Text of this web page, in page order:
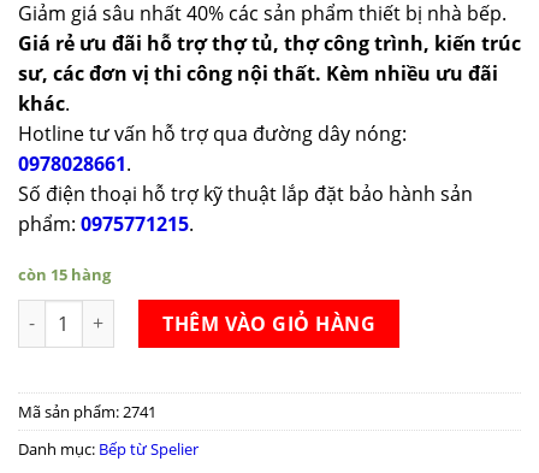
Giảm giá sâu nhất 40% các sản phẩm thiết bị nhà bếp.
Giá rẻ ưu đãi hỗ trợ thợ tủ, thợ công trình, kiến trúc
sư, các đơn vị thi công nội thất. Kèm nhiều ưu đãi
khác.
Hotline tư vấn hỗ trợ qua đường dây nóng:
0978028661.
Số điện thoại hỗ trợ kỹ thuật lắp đặt bảo hành sản
phẩm: 0975771215.
còn 15 hàng
Bếp từ Spelier SPM 938I Plus số lượng
THÊM VÀO GIỎ HÀNG
Mã sản phẩm: 2741
Danh mục: Bếp từ Spelier